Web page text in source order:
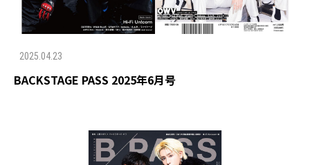
2025.04.23
BACKSTAGE PASS 2025年6月号